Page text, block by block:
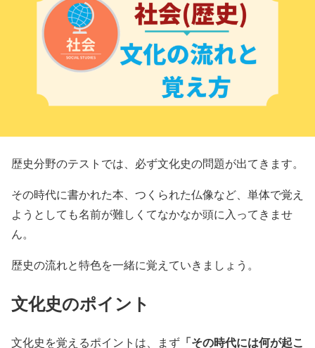
歴史分野のテストでは、必ず文化史の問題が出てきます。
その時代に書かれた本、つくられた仏像など、単体で覚え
ようとしても名前が難しくてなかなか頭に入ってきませ
ん。
歴史の流れと特色を一緒に覚えていきましょう。
文化史のポイント
文化史を覚えるポイントは、まず 「その時代には何が起こ